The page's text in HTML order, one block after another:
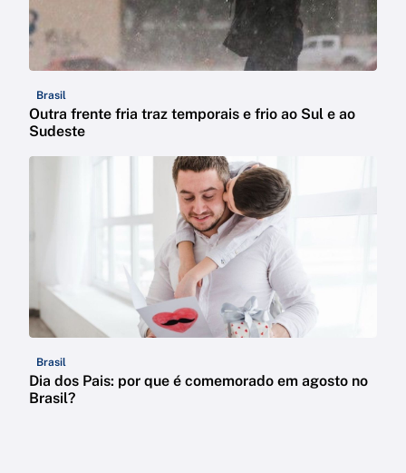
Brasil
Outra frente fria traz temporais e frio ao Sul e ao
Sudeste
Brasil
Dia dos Pais: por que é comemorado em agosto no
Brasil?